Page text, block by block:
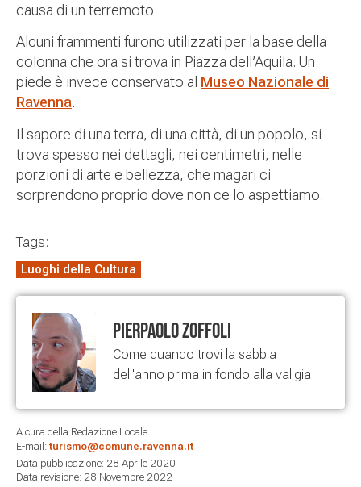
causa di un terremoto.
Alcuni frammenti furono utilizzati per la base della
colonna che ora si trova in Piazza dell’Aquila. Un
piede è invece conservato al Museo Nazionale di
Ravenna.
Il sapore di una terra, di una città, di un popolo, si
trova spesso nei dettagli, nei centimetri, nelle
porzioni di arte e bellezza, che magari ci
sorprendono proprio dove non ce lo aspettiamo.
Tags:
Luoghi della Cultura
Pierpaolo Zoffoli
Come quando trovi la sabbia
dell'anno prima in fondo alla valigia
A cura della Redazione Locale
E-mail: turismo@comune.ravenna.it
Data pubblicazione: 28 Aprile 2020
Data revisione: 28 Novembre 2022